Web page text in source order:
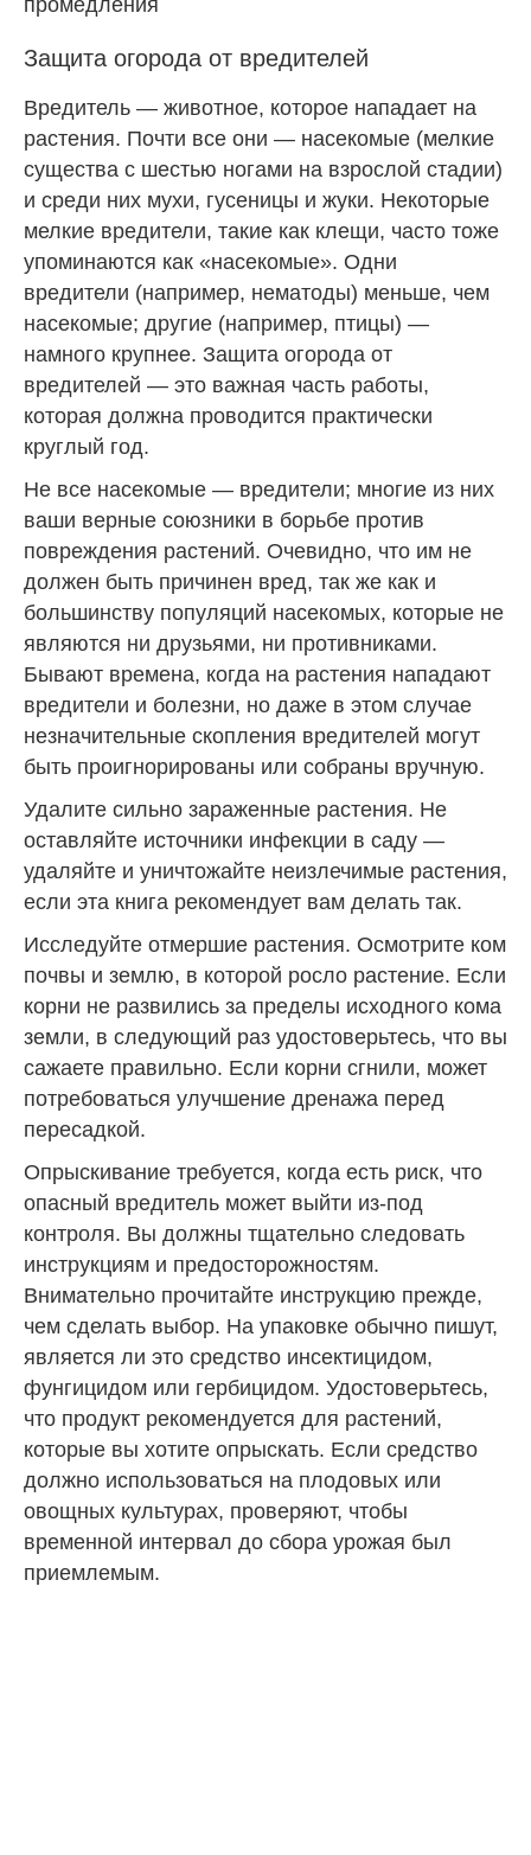
Защита огорода от вредителей
Вредитель — животное, которое нападает на
растения. Почти все они — насекомые (мелкие
существа с шестью ногами на взрослой стадии)
и среди них мухи, гусеницы и жуки. Некоторые
мелкие вредители, такие как клещи, часто тоже
упоминаются как «насекомые». Одни
вредители (например, нематоды) меньше, чем
насекомые; другие (например, птицы) —
намного крупнее. Защита огорода от
вредителей — это важная часть работы,
которая должна проводится практически
круглый год.
Не все насекомые — вредители; многие из них
ваши верные союзники в борьбе против
повреждения растений. Очевидно, что им не
должен быть причинен вред, так же как и
большинству популяций насекомых, которые не
являются ни друзьями, ни противниками.
Бывают времена, когда на растения нападают
вредители и болезни, но даже в этом случае
незначительные скопления вредителей могут
быть проигнорированы или собраны вручную.
Удалите сильно зараженные растения. Не
оставляйте источники инфекции в саду —
удаляйте и уничтожайте неизлечимые растения,
если эта книга рекомендует вам делать так.
Исследуйте отмершие растения. Осмотрите ком
почвы и землю, в которой росло растение. Если
корни не развились за пределы исходного кома
земли, в следующий раз удостоверьтесь, что вы
сажаете правильно. Если корни сгнили, может
потребоваться улучшение дренажа перед
пересадкой.
Опрыскивание требуется, когда есть риск, что
опасный вредитель может выйти из-под
контроля. Вы должны тщательно следовать
инструкциям и предосторожностям.
Внимательно прочитайте инструкцию прежде,
чем сделать выбор. На упаковке обычно пишут,
является ли это средство инсектицидом,
фунгицидом или гербицидом. Удостоверьтесь,
что продукт рекомендуется для растений,
которые вы хотите опрыскать. Если средство
должно использоваться на плодовых или
овощных культурах, проверяют, чтобы
временной интервал до сбора урожая был
приемлемым.